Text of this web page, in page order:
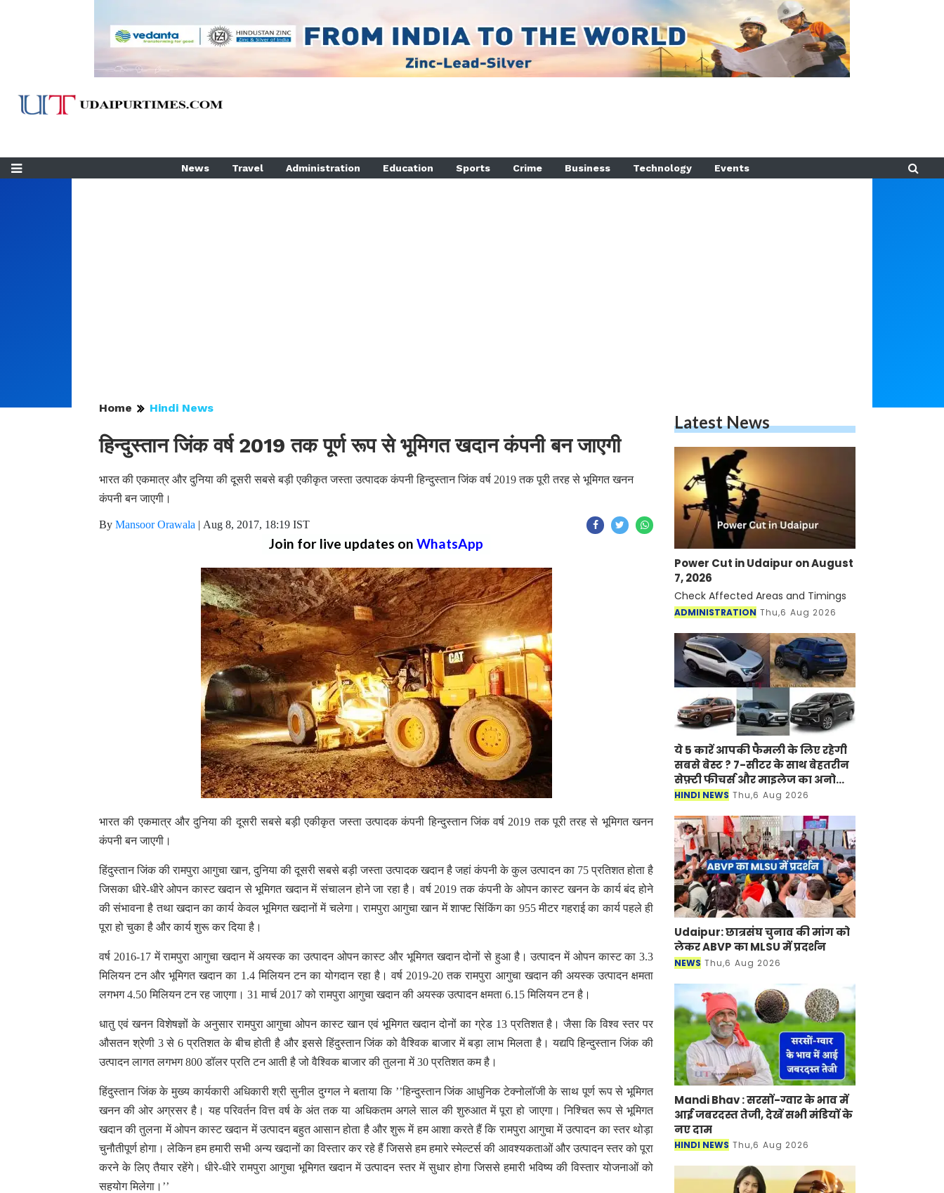
News Travel Administration Education Sports Crime Business Technology Events
Home Hindi News
हिन्दुस्तान जिंक वर्ष 2019 तक पूर्ण रूप से भूमिगत खदान कंपनी बन जाएगी
भारत की एकमात्र और दुनिया की दूसरी सबसे बड़ी एकीकृत जस्ता उत्पादक कंपनी हिन्दुस्तान जिंक वर्ष 2019 तक पूरी तरह से भूमिगत खनन
कंपनी बन जाएगी।
By Mansoor Orawala | Aug 8, 2017, 18:19 IST
Join for live updates on WhatsApp
भारत की एकमात्र और दुनिया की दूसरी सबसे बड़ी एकीकृत जस्ता उत्पादक कंपनी हिन्दुस्तान जिंक वर्ष 2019 तक पूरी तरह से भूमिगत खनन
कंपनी बन जाएगी।
हिंदुस्तान जिंक की रामपुरा आगुचा खान, दुनिया की दूसरी सबसे बड़ी जस्ता उत्पादक खदान है जहां कंपनी के कुल उत्पादन का 75 प्रतिशत होता है
जिसका धीरे-धीरे ओपन कास्ट खदान से भूमिगत खदान में संचालन होने जा रहा है। वर्ष 2019 तक कंपनी के ओपन कास्ट खनन के कार्य बंद होने
की संभावना है तथा खदान का कार्य केवल भूमिगत खदानों में चलेगा। रामपुरा आगुचा खान में शाफ्ट सिंकिंग का 955 मीटर गहराई का कार्य पहले ही
पूरा हो चुका है और कार्य शुरू कर दिया है।
वर्ष 2016-17 में रामपुरा आगुचा खदान में अयस्क का उत्पादन ओपन कास्ट और भूमिगत खदान दोनों से हुआ है। उत्पादन में ओपन कास्ट का 3.3
मिलियन टन और भूमिगत खदान का 1.4 मिलियन टन का योगदान रहा है। वर्ष 2019-20 तक रामपुरा आगुचा खदान की अयस्क उत्पादन क्षमता
लगभग 4.50 मिलियन टन रह जाएगा। 31 मार्च 2017 को रामपुरा आगुचा खदान की अयस्क उत्पादन क्षमता 6.15 मिलियन टन है।
धातु एवं खनन विशेषज्ञों के अनुसार रामपुरा आगुचा ओपन कास्ट खान एवं भूमिगत खदान दोनों का ग्रेड 13 प्रतिशत है। जैसा कि विश्व स्तर पर
औसतन श्रेणी 3 से 6 प्रतिशत के बीच होती है और इससे हिंदुस्तान जिंक को वैश्विक बाजार में बड़ा लाभ मिलता है। यद्यपि हिन्दुस्तान जिंक की
उत्पादन लागत लगभग 800 डॉलर प्रति टन आती है जो वैश्विक बाजार की तुलना में 30 प्रतिशत कम है।
हिंदुस्तान जिंक के मुख्य कार्यकारी अधिकारी श्री सुनील दुग्गल ने बताया कि ’’हिन्दुस्तान जिंक आधुनिक टेक्नोलॉजी के साथ पूर्ण रूप से भूमिगत
खनन की ओर अग्रसर है। यह परिवर्तन वित्त वर्ष के अंत तक या अधिकतम अगले साल की शुरुआत में पूरा हो जाएगा। निश्चित रूप से भूमिगत
खदान की तुलना में ओपन कास्ट खदान में उत्पादन बहुत आसान होता है और शुरू में हम आशा करते हैं कि रामपुरा आगुचा में उत्पादन का स्तर थोड़ा
चुनौतीपूर्ण होगा। लेकिन हम हमारी सभी अन्य खदानों का विस्तार कर रहे हैं जिससे हम हमारे स्मेल्टर्स की आवश्यकताओं और उत्पादन स्तर को पूरा
करने के लिए तैयार रहेंगे। धीरे-धीरे रामपुरा आगुचा भूमिगत खदान में उत्पादन स्तर में सुधार होगा जिससे हमारी भविष्य की विस्तार योजनाओं को
सहयोग मिलेगा।’’
Latest News
Power Cut in Udaipur on August
7, 2026
Check Affected Areas and Timings
ADMINISTRATION Thu,6 Aug 2026
ये 5 कारें आपकी फैमली के लिए रहेगी
सबसे बेस्ट ? 7-सीटर के साथ बेहतरीन
सेफ़्टी फीचर्स और माइलेज का अनोखा
अंदाज
HINDI NEWS Thu,6 Aug 2026
Udaipur: छात्रसंघ चुनाव की मांग को
लेकर ABVP का MLSU में प्रदर्शन
NEWS Thu,6 Aug 2026
Mandi Bhav : सरसों-ग्वार के भाव में
आई जबरदस्त तेजी, देखें सभी मंडियों के
नए दाम
HINDI NEWS Thu,6 Aug 2026